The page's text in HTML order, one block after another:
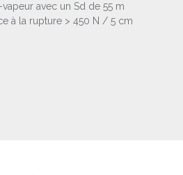
avec un Sd de 55 m
à la rupture > 450 N / 5 cm